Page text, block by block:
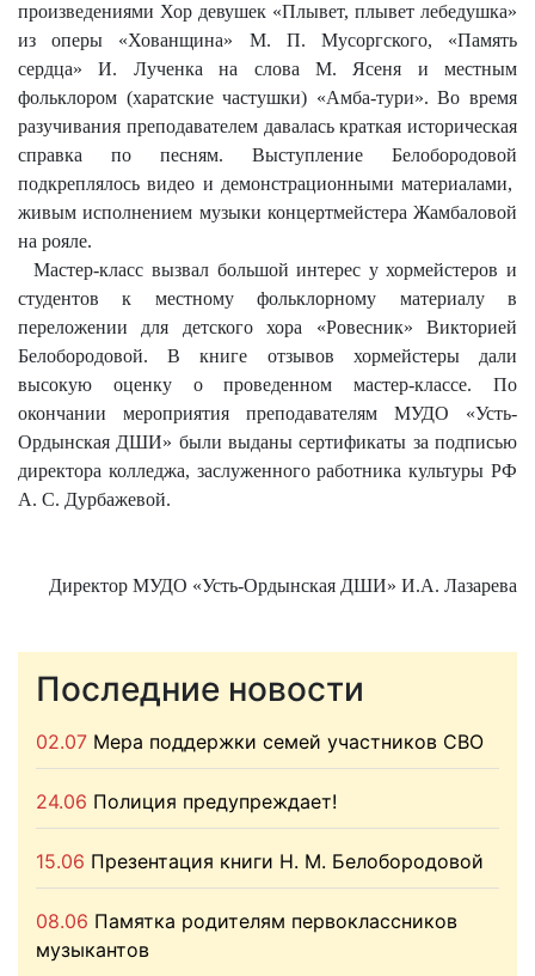
произведениями Хор девушек «Плывет, плывет лебедушка»
из оперы «Хованщина» М. П. Мусоргского, «Память
сердца» И. Лученка на слова М. Ясеня и местным
фольклором (харатские частушки) «Амба-тури». Во время
разучивания преподавателем давалась краткая историческая
справка по песням. Выступление Белобородовой
подкреплялось видео и демонстрационными материалами,
живым исполнением музыки концертмейстера Жамбаловой
на рояле.
Мастер-класс вызвал большой интерес у хормейстеров и
студентов к местному фольклорному материалу в
переложении для детского хора «Ровесник» Викторией
Белобородовой. В книге отзывов хормейстеры дали
высокую оценку о проведенном мастер-классе. По
окончании мероприятия преподавателям МУДО «Усть-
Ордынская ДШИ» были выданы сертификаты за подписью
директора колледжа, заслуженного работника культуры РФ
А. С. Дурбажевой.
Директор МУДО «Усть-Ордынская ДШИ» И.А. Лазарева
Последние новости
02.07 Мера поддержки семей участников СВО
24.06 Полиция предупреждает!
15.06 Презентация книги Н. М. Белобородовой
08.06 Памятка родителям первоклассников
музыкантов